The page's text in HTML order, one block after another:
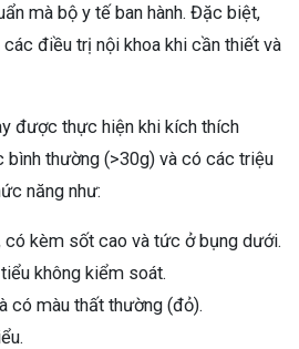
mà bộ y tế ban hành. Đặc biệt,
điều trị nội khoa khi cần thiết và
được thực hiện khi kích thích
thường (>30g) và có các triệu
năng như:
có kèm sốt cao và tức ở bụng dưới.
không kiểm soát.
có màu thất thường (đỏ).